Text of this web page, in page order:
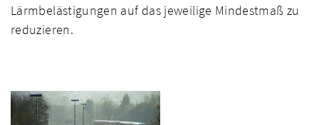
Lärmbelästigungen auf das jeweilige Mindestmaß zu
reduzieren.